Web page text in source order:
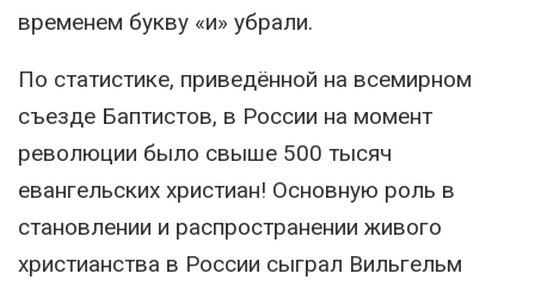
временем букву «и» убрали.
По статистике, приведённой на всемирном
съезде Баптистов, в России на момент
революции было свыше 500 тысяч
евангельских христиан! Основную роль в
становлении и распространении живого
христианства в России сыграл Вильгельм